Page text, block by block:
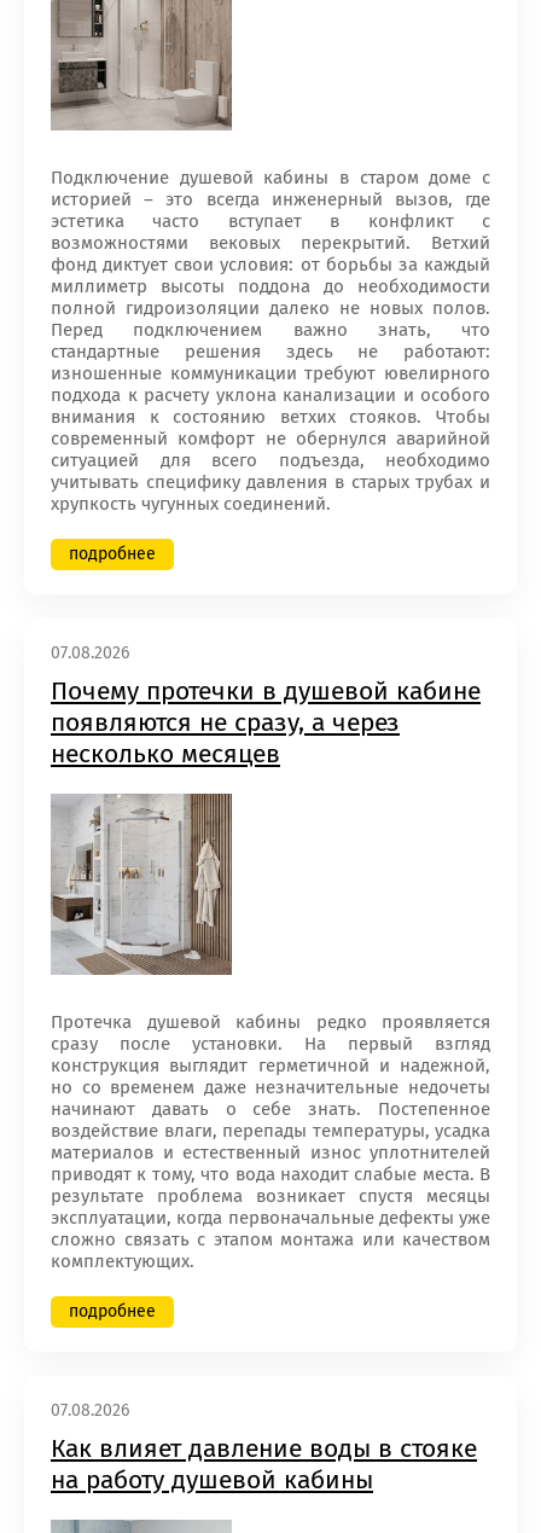
Подключение душевой кабины в старом доме с
историей – это всегда инженерный вызов, где
эстетика часто вступает в конфликт с
возможностями вековых перекрытий. Ветхий
фонд диктует свои условия: от борьбы за каждый
миллиметр высоты поддона до необходимости
полной гидроизоляции далеко не новых полов.
Перед подключением важно знать, что
стандартные решения здесь не работают:
изношенные коммуникации требуют ювелирного
подхода к расчету уклона канализации и особого
внимания к состоянию ветхих стояков. Чтобы
современный комфорт не обернулся аварийной
ситуацией для всего подъезда, необходимо
учитывать специфику давления в старых трубах и
хрупкость чугунных соединений.
подробнее
07.08.2026
Почему протечки в душевой кабине
появляются не сразу, а через
несколько месяцев
Протечка душевой кабины редко проявляется
сразу после установки. На первый взгляд
конструкция выглядит герметичной и надежной,
но со временем даже незначительные недочеты
начинают давать о себе знать. Постепенное
воздействие влаги, перепады температуры, усадка
материалов и естественный износ уплотнителей
приводят к тому, что вода находит слабые места. В
результате проблема возникает спустя месяцы
эксплуатации, когда первоначальные дефекты уже
сложно связать с этапом монтажа или качеством
комплектующих.
подробнее
07.08.2026
Как влияет давление воды в стояке
на работу душевой кабины